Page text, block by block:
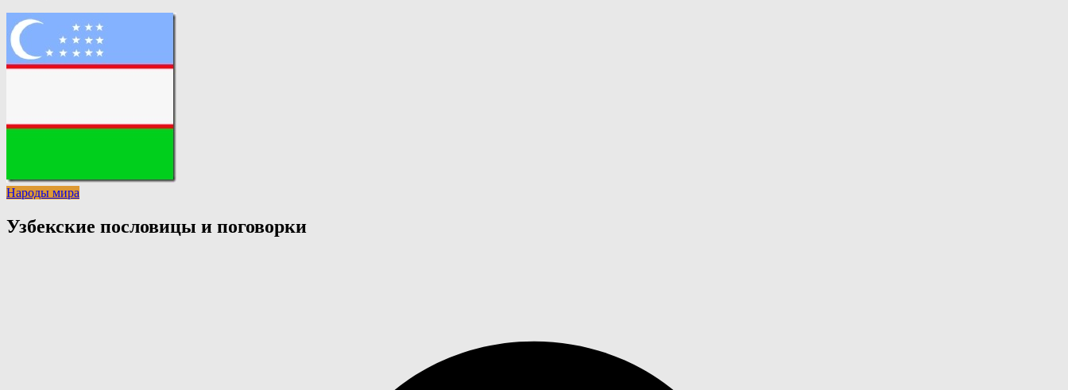
Народы мира
Узбекские пословицы и поговорки